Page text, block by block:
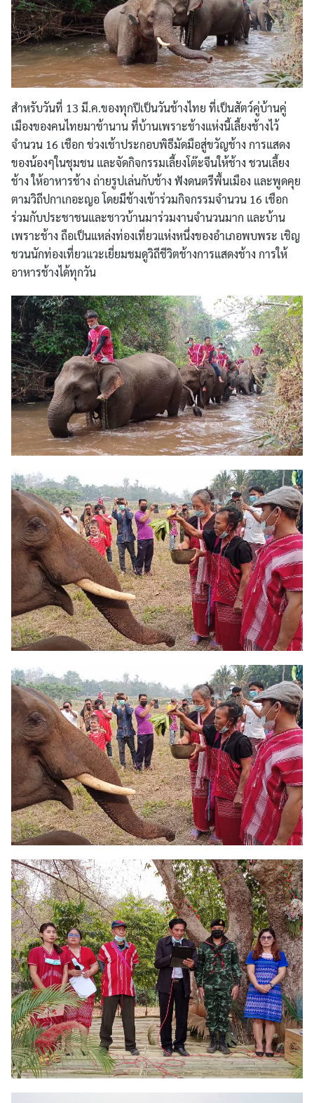
สำหรับวันที่ 13 มี.ค.ของทุกปีเป็นวันช้างไทย ที่เป็นสัตว์คู่บ้านคู่
เมืองของคนไทยมาช้านาน ที่บ้านเพราะช้างแห่งนี้เลี้ยงช้างไว้
จำนวน 16 เชือก ช่วงเช้าประกอบพิธีมัดมือสู่ขวัญช้าง การแสดง
ของน้องๆในชุมชน และจัดกิจกรรมเลี้ยงโต๊ะจีนให้ช้าง ชวนเลี้ยง
ช้าง ให้อาหารช้าง ถ่ายรูปเล่นกับช้าง ฟังดนตรีพื้นเมือง และพูดคุย
ตามวิถีปกาเกอะญอ โดยมีช้างเข้าร่วมกิจกรรมจำนวน 16 เชือก
ร่วมกับประชาชนและชาวบ้านมาร่วมงานจำนวนมาก และบ้าน
เพราะช้าง ถือเป็นแหล่งท่องเที่ยวแห่งหนึ่งของอำเภอพบพระ เชิญ
ชวนนักท่องเที่ยวแวะเยี่ยมชมดูวิถีชีวิตช้างการแสดงช้าง การให้
อาหารช้างได้ทุกวัน